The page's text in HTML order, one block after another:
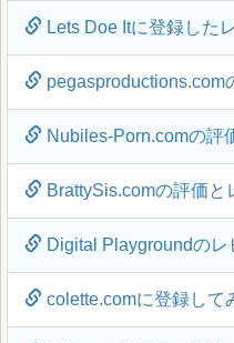
Lets Doe Itに登録した
pegasproductions.com
Nubiles-Porn.comの評
BrattySis.comの評価と
Digital Playgroundのレ
colette.comに登録して